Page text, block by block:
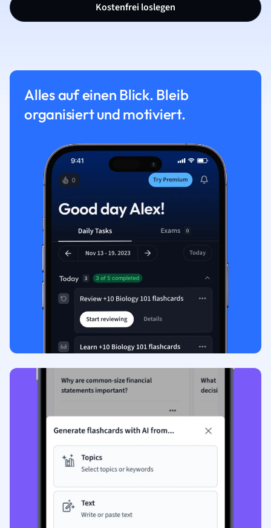
Kostenfrei loslegen
Alles auf einen Blick. Bleib
organisiert und motiviert.